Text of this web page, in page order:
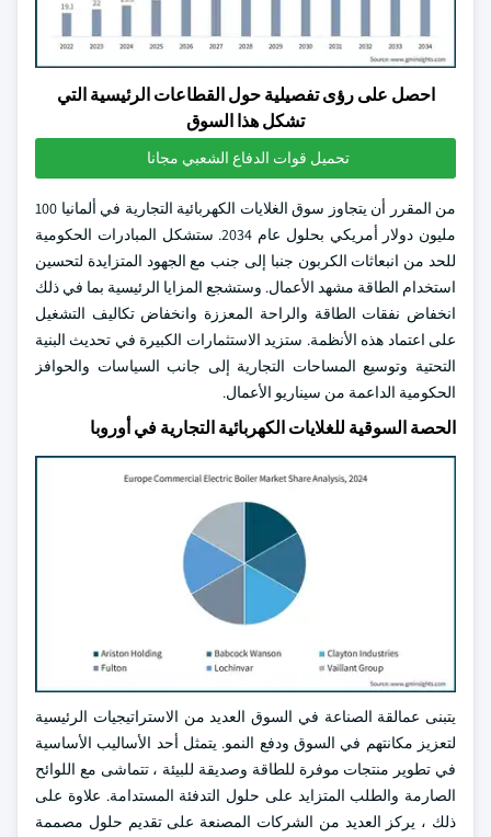
احصل على رؤى تفصيلية حول القطاعات الرئيسية التي
تشكل هذا السوق
تحميل قوات الدفاع الشعبي مجانا
من المقرر أن يتجاوز سوق الغلايات الكهربائية التجارية في ألمانيا 100
مليون دولار أمريكي بحلول عام 2034. ستشكل المبادرات الحكومية
للحد من انبعاثات الكربون جنبا إلى جنب مع الجهود المتزايدة لتحسين
استخدام الطاقة مشهد الأعمال. وستشجع المزايا الرئيسية بما في ذلك
انخفاض نفقات الطاقة والراحة المعززة وانخفاض تكاليف التشغيل
على اعتماد هذه الأنظمة. ستزيد الاستثمارات الكبيرة في تحديث البنية
التحتية وتوسيع المساحات التجارية إلى جانب السياسات والحوافز
الحكومية الداعمة من سيناريو الأعمال.
الحصة السوقية للغلايات الكهربائية التجارية في أوروبا
يتبنى عمالقة الصناعة في السوق العديد من الاستراتيجيات الرئيسية
لتعزيز مكانتهم في السوق ودفع النمو. يتمثل أحد الأساليب الأساسية
في تطوير منتجات موفرة للطاقة وصديقة للبيئة ، تتماشى مع اللوائح
الصارمة والطلب المتزايد على حلول التدفئة المستدامة. علاوة على
ذلك ، يركز العديد من الشركات المصنعة على تقديم حلول مصممة